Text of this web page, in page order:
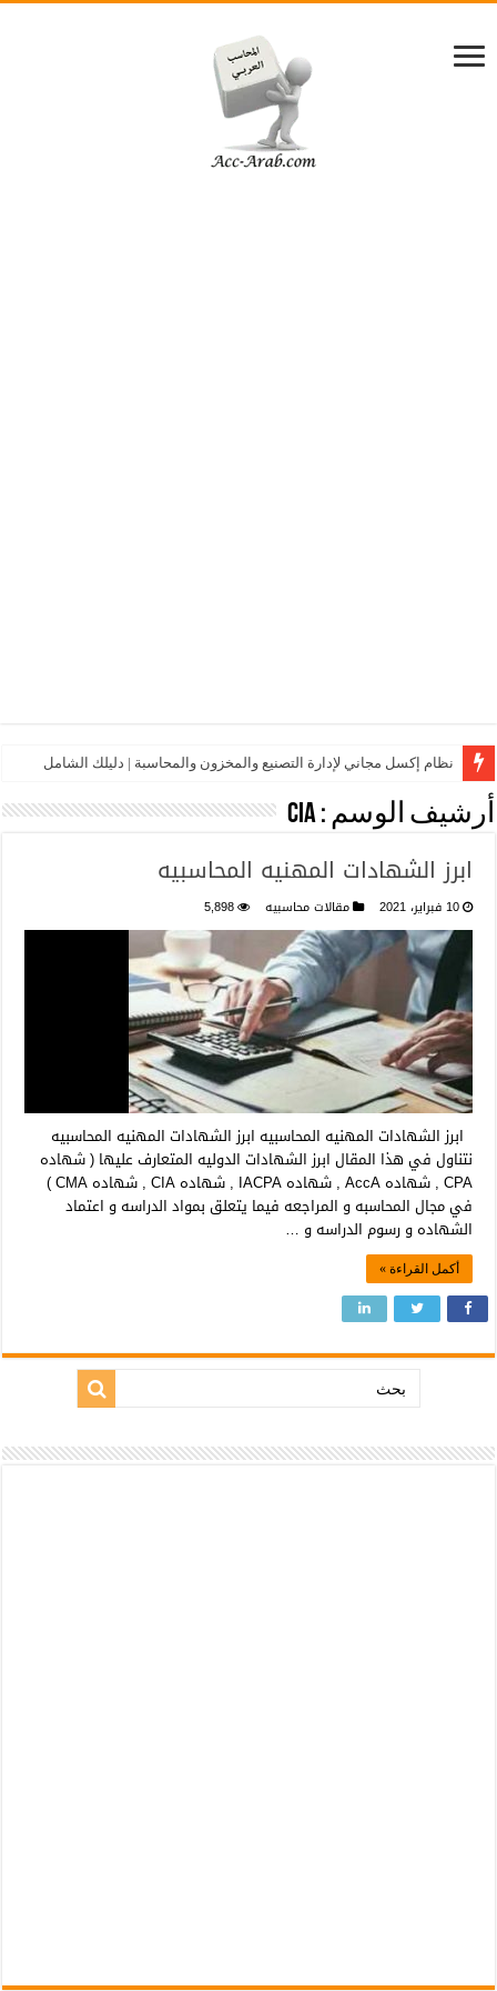
نظام إكسل مجاني لإدارة التصنيع والمخزون والمحاسبة | دليلك الشامل
أرشيف الوسم :CIA
ابرز الشهادات المهنيه المحاسبيه
10 فبراير، 2021 مقالات محاسبيه 5,898
ابرز الشهادات المهنيه المحاسبيه ابرز الشهادات المهنيه المحاسبيه
نتناول في هذا المقال ابرز الشهادات الدوليه المتعارف عليها ( شهاده
CPA , شهاده AccA , شهاده IACPA , شهاده CIA , شهاده CMA )
في مجال المحاسبه و المراجعه فيما يتعلق بمواد الدراسه و اعتماد
الشهاده و رسوم الدراسه و …
أكمل القراءة »
بحث: